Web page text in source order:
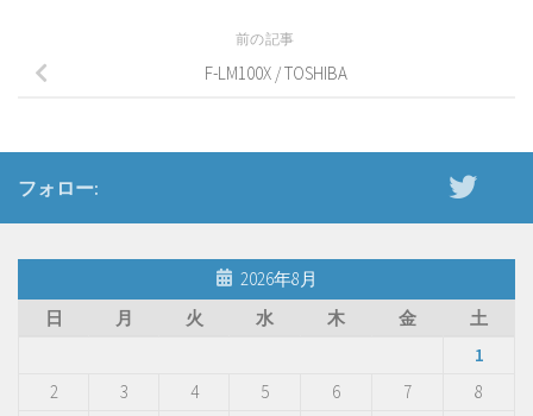
前の記事
F-LM100X / TOSHIBA
フォロー:
2026年8月
日
月 火 水 木 金
土
1
2
3 4 5 6 7
8